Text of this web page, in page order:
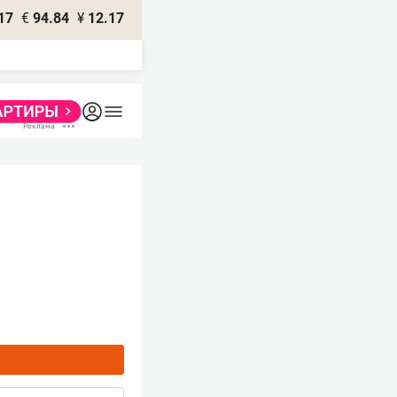
€ 94.84 ¥ 12.17